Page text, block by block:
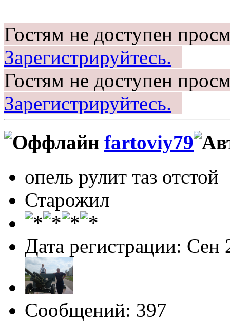
Гостям не доступен
Зарегистрируйтесь.
Гостям не доступен
Зарегистрируйтесь.
fartoviy79
опель рулит таз отстой
Старожил
Дата регистрации: Сен
Сообщений: 397